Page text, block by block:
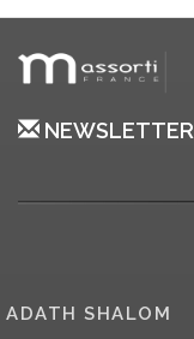
NEWSLETTER
ADATH SHALOM